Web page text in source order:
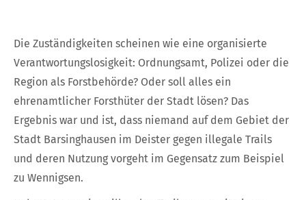
Die Zuständigkeiten scheinen wie eine organisierte
Verantwortungslosigkeit: Ordnungsamt, Polizei oder die
Region als Forstbehörde? Oder soll alles ein
ehrenamtlicher Forsthüter der Stadt lösen? Das
Ergebnis war und ist, dass niemand auf dem Gebiet der
Stadt Barsinghausen im Deister gegen illegale Trails
und deren Nutzung vorgeht im Gegensatz zum Beispiel
zu Wennigsen.